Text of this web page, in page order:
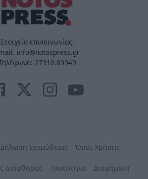
Στοιχεία επικοινωνίας:
info@notospress.gr
27310.89949
Δήλωση Εχεμύθειας Όροι Χρήσης
Διαφθοράς Ταυτότητα Διαφήμιση